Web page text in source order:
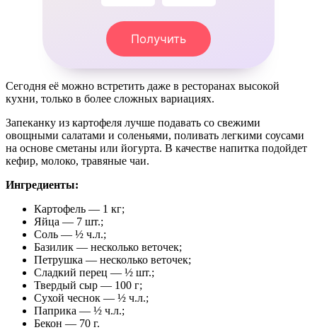
Получить
Сегодня её можно встретить даже в ресторанах высокой
кухни, только в более сложных вариациях.
Запеканку из картофеля лучше подавать со свежими
овощными салатами и соленьями, поливать легкими соусами
на основе сметаны или йогурта. В качестве напитка подойдет
кефир, молоко, травяные чаи.
Ингредиенты:
Картофель — 1 кг;
Яйца — 7 шт.;
Соль — ½ ч.л.;
Базилик — несколько веточек;
Петрушка — несколько веточек;
Сладкий перец — ½ шт.;
Твердый сыр — 100 г;
Сухой чеснок — ½ ч.л.;
Паприка — ½ ч.л.;
Бекон — 70 г.